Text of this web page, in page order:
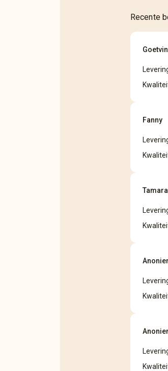
Recente
Fanny
Tamara